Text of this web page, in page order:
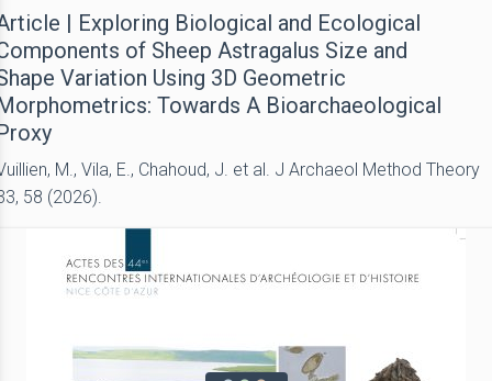
| Exploring Biological and Ecological
of Sheep Astragalus Size and
Variation Using 3D Geometric
Towards A Bioarchaeological
M., Vila, E., Chahoud, J. et al. J Archaeol Method Theory
58 (2026).